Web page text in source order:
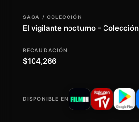
SAGA / COLECCIÓN
El vigilante nocturno - Colección
RECAUDACIÓN
$104,266
DISPONIBLE EN